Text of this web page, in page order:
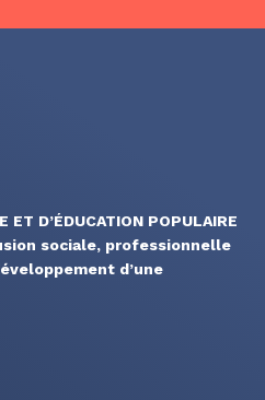
ET D’ÉDUCATION POPULAIRE
sociale, professionnelle
d’une